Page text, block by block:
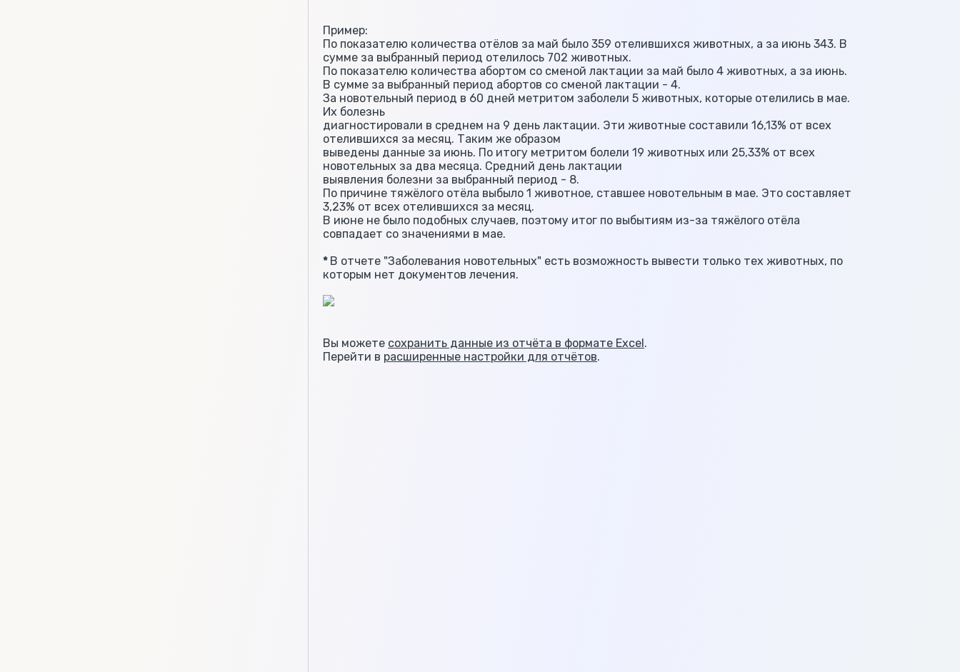
Пример:
По показателю количества отёлов за май было 359 отелившихся животных, а за июнь 343. В
сумме за выбранный период отелилось 702 животных.
По показателю количества абортом со сменой лактации за май было 4 животных, а за июнь.
В сумме за выбранный период абортов со сменой лактации - 4.
За новотельный период в 60 дней метритом заболели 5 животных, которые отелились в мае.
Их болезнь
диагностировали в среднем на 9 день лактации. Эти животные составили 16,13% от всех
отелившихся за месяц. Таким же образом
выведены данные за июнь. По итогу метритом болели 19 животных или 25,33% от всех
новотельных за два месяца. Средний день лактации
выявления болезни за выбранный период - 8.
По причине тяжёлого отёла выбыло 1 животное, ставшее новотельным в мае. Это составляет
3,23% от всех отелившихся за месяц.
В июне не было подобных случаев, поэтому итог по выбытиям из-за тяжёлого отёла
совпадает со значениями в мае.
* В отчете "Заболевания новотельных" есть возможность вывести только тех животных, по
которым нет документов лечения.
Вы можете сохранить данные из отчёта в формате Excel.
Перейти в расширенные настройки для отчётов.